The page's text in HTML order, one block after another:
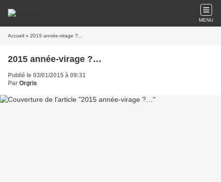
MENU
Accueil » 2015 année-virage ?…
2015 année-virage ?…
Publié le 03/01/2015 à 09:31
Par Orgris